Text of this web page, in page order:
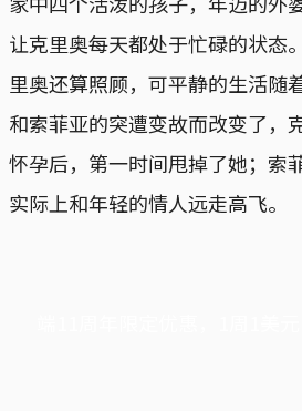
让克里奥每天都处于忙碌的状态
里奥还算照顾，可平静的生活随
和索菲亚的突遭变故而改变了，
怀孕后，第一时间甩掉了她；索
实际上和年轻的情人远走高飞。